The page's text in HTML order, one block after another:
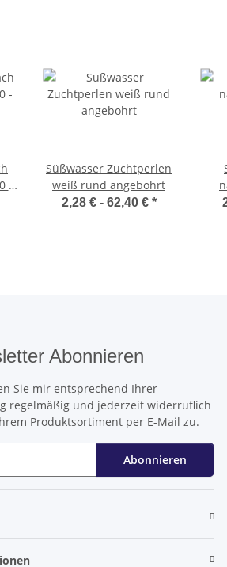
-
Süßwasser Zuchtperlen
weiß rund angebohrt
2,28 € - 62,40 € *
Abonnieren
Sie mir entsprechend Ihrer
regelmäßig und jederzeit widerruflich
Produktsortiment per E-Mail zu.
Abonnieren